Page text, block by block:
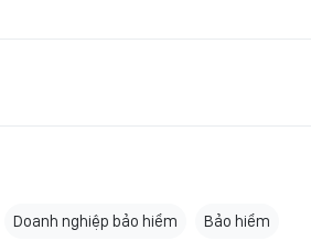
Doanh nghiệp bảo hiểm Bảo hiểm